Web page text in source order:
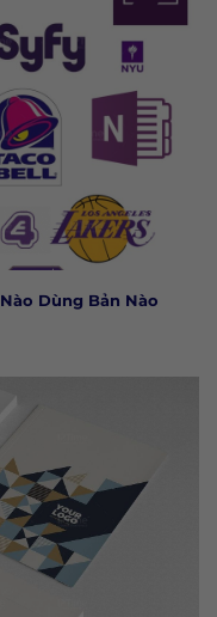
Dùng Bản Nào